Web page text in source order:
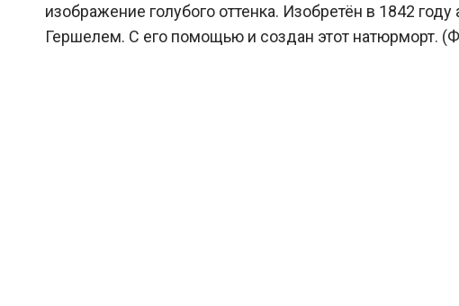
изображение голубого оттенка. Изобретён в 1842
Гершелем. С его помощью и создан этот натюрморт.